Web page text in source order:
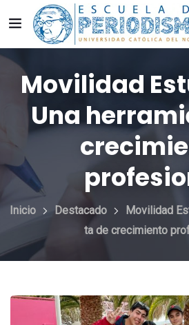
Movilidad
Una
Inicio Destacado
Movilidad
ta de crecimiento